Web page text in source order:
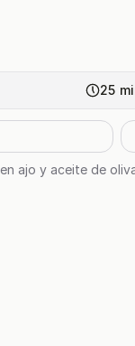
25
ajo y aceite de